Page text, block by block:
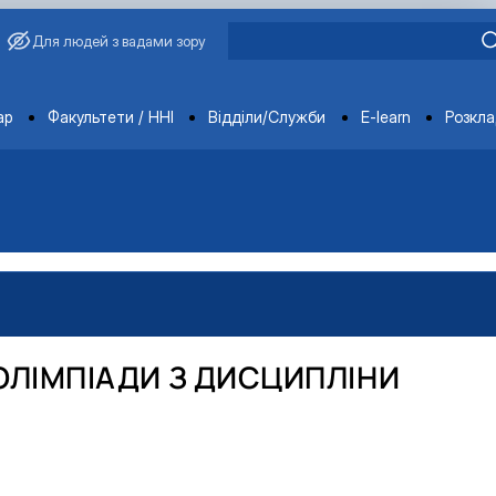
Для людей з вадами зору
Факультети / ННІ Відділи/Служби E-learn
З ДИСЦИПЛІНИ